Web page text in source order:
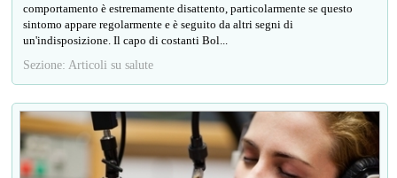
comportamento è estremamente disattento, particolarmente se questo
sintomo appare regolarmente e è seguito da altri segni di
un'indisposizione. Il capo di costanti Bol...
Sezione: Articoli su salute